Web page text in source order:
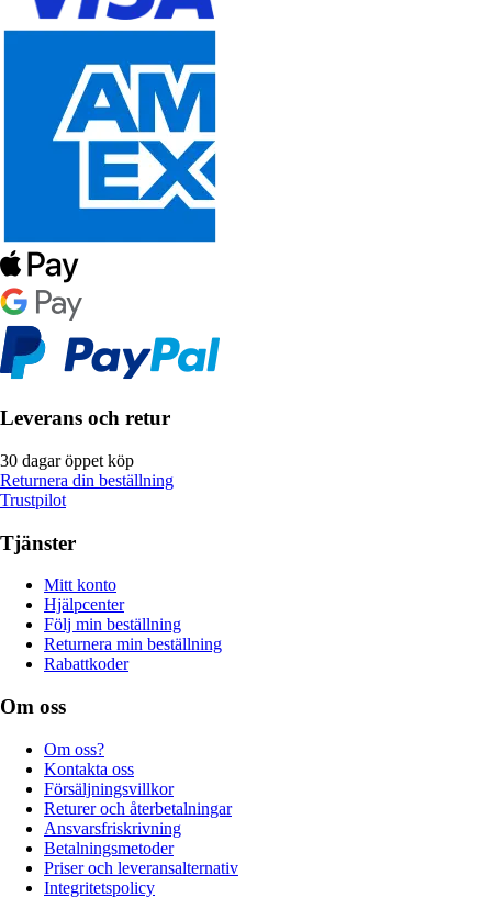
Leverans och retur
30 dagar öppet köp
Returnera din beställning
Trustpilot
Tjänster
Mitt konto
Hjälpcenter
Följ min beställning
Returnera min beställning
Rabattkoder
Om oss
Om oss?
Kontakta oss
Försäljningsvillkor
Returer och återbetalningar
Ansvarsfriskrivning
Betalningsmetoder
Priser och leveransalternativ
Integritetspolicy